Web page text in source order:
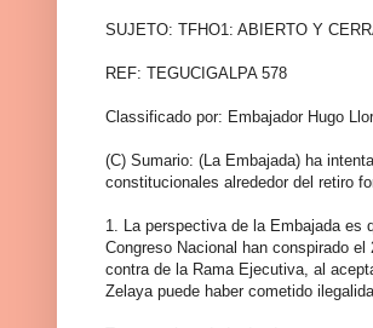
SUJETO: TFHO1: ABIERTO Y
REF: TEGUCIGALPA 578
Classificado por: Embajador Hugo
(C) Sumario: (La Embajada) ha
constitucionales alrededor del retiro
1. La perspectiva de la Embajada es
Congreso Nacional han conspirado
contra de la Rama Ejecutiva, al
Zelaya puede haber cometido